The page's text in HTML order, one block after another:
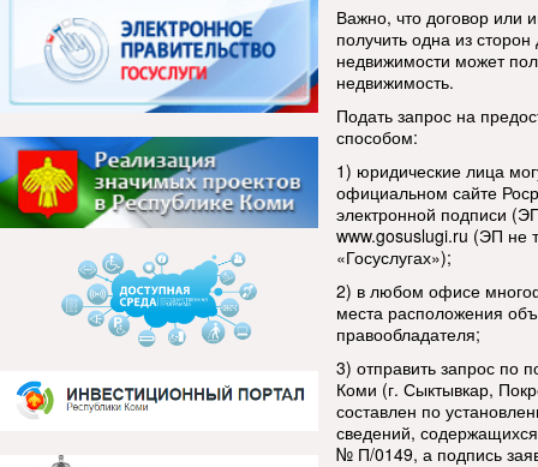
Важно, что договор или
получить одна из
недвижимости может
недвижимость.
Подать запрос на
способом:
1) юридические лица
официальном сайте
электронной подписи
www.gosuslugi.ru (ЭП не
«Госуслугах»);
2) в любом офисе
места расположения
правообладателя;
3) отправить запрос по
Коми (г. Сыктывкар,
составлен по
сведений,
№ П/0149, а подпись